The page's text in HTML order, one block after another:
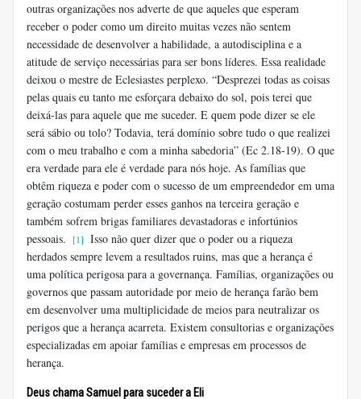
outras organizações nos adverte de que aqueles que esperam
receber o poder como um direito muitas vezes não sentem
necessidade de desenvolver a habilidade, a autodisciplina e a
atitude de serviço necessárias para ser bons líderes. Essa realidade
deixou o mestre de Eclesiastes perplexo. “Desprezei todas as coisas
pelas quais eu tanto me esforçara debaixo do sol, pois terei que
deixá-las para aquele que me suceder. E quem pode dizer se ele
será sábio ou tolo? Todavia, terá domínio sobre tudo o que realizei
com o meu trabalho e com a minha sabedoria” (Ec 2.18-19). O que
era verdade para ele é verdade para nós hoje. As famílias que
obtêm riqueza e poder com o sucesso de um empreendedor em uma
geração costumam perder esses ganhos na terceira geração e
também sofrem brigas familiares devastadoras e infortúnios
pessoais.
[1] Isso não quer dizer que o poder ou a riqueza
herdados sempre levem a resultados ruins, mas que a herança é
uma política perigosa para a governança. Famílias, organizações ou
governos que passam autoridade por meio de herança farão bem
em desenvolver uma multiplicidade de meios para neutralizar os
perigos que a herança acarreta. Existem consultorias e organizações
especializadas em apoiar famílias e empresas em processos de
herança.
Deus chama Samuel para suceder a Eli